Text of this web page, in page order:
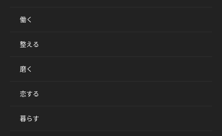
働く
整える
磨く
恋する
暮らす